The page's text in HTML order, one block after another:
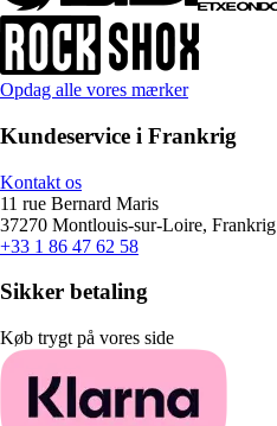
Opdag alle vores mærker
Kundeservice i Frankrig
Kontakt os
11 rue Bernard Maris
37270 Montlouis-sur-Loire, Frankrig
+33 1 86 47 62 58
Sikker betaling
Køb trygt på vores side